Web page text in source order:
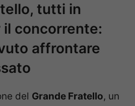
tutti in
il concorrente:
affrontare
del Grande Fratello, un